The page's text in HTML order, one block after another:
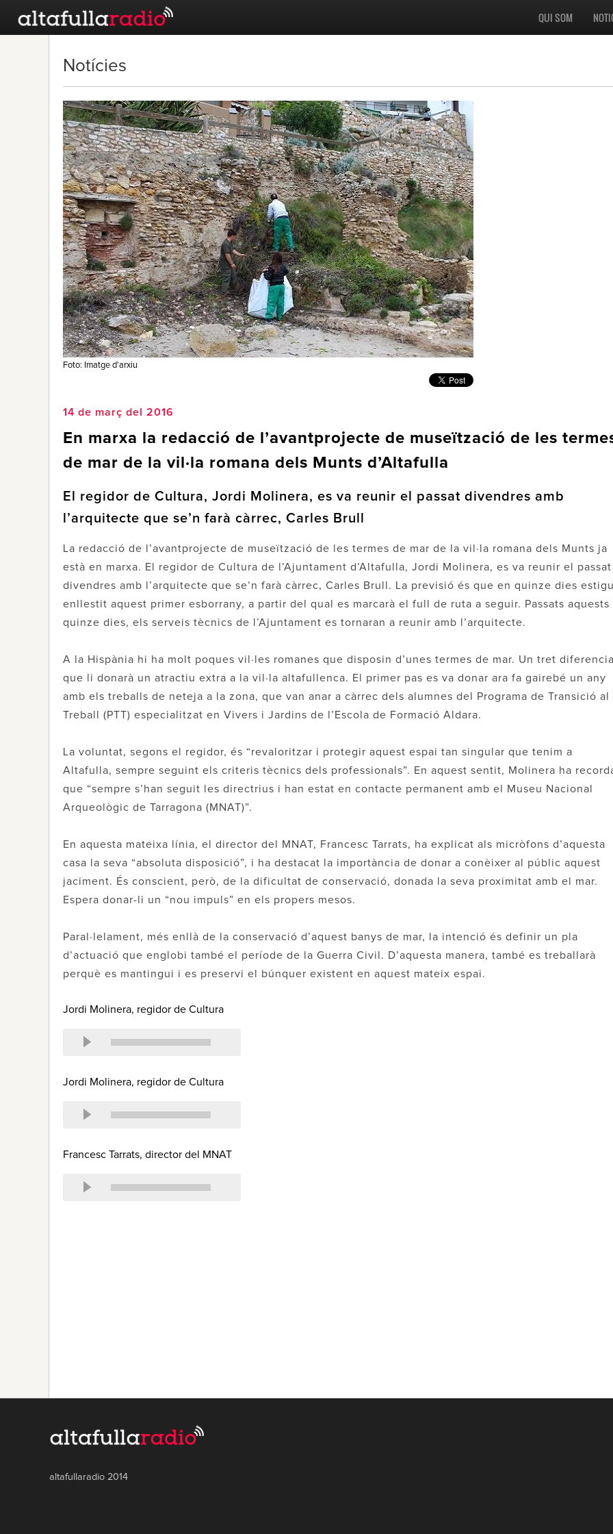
QUI SOM
Notícies
Foto: Imatge d'arxiu
14 de març del 2016
En marxa la redacció de l’avantprojecte de museïtzació de les
de mar de la vil·la romana dels Munts d’Altafulla
El regidor de Cultura, Jordi Molinera, es va reunir el passat divendres amb
l’arquitecte que se’n farà càrrec, Carles Brull
La redacció de l’avantprojecte de museïtzació de les termes de mar de la vil·la romana dels Munts ja
està en marxa. El regidor de Cultura de l’Ajuntament d’Altafulla, Jordi Molinera, es va reunir el passat
divendres amb l’arquitecte que se’n farà càrrec, Carles Brull. La previsió és que en quinze dies
enllestit aquest primer esborrany, a partir del qual es marcarà el full de ruta a seguir. Passats aquests
quinze dies, els serveis tècnics de l’Ajuntament es tornaran a reunir amb l’arquitecte.
A la Hispània hi ha molt poques vil·les romanes que disposin d’unes termes de mar. Un tret
que li donarà un atractiu extra a la vil·la altafullenca. El primer pas es va donar ara fa gairebé un any
amb els treballs de neteja a la zona, que van anar a càrrec dels alumnes del Programa de Transició al
Treball (PTT) especialitzat en Vivers i Jardins de l’Escola de Formació Aldara.
La voluntat, segons el regidor, és “revaloritzar i protegir aquest espai tan singular que tenim a
Altafulla, sempre seguint els criteris tècnics dels professionals”. En aquest sentit, Molinera ha
que “sempre s’han seguit les directrius i han estat en contacte permanent amb el Museu Nacional
Arqueològic de Tarragona (MNAT)”.
En aquesta mateixa línia, el director del MNAT, Francesc Tarrats, ha explicat als micròfons d’aquesta
casa la seva “absoluta disposició”, i ha destacat la importància de donar a conèixer al públic aquest
jaciment. És conscient, però, de la dificultat de conservació, donada la seva proximitat amb el mar.
Espera donar-li un “nou impuls” en els propers mesos.
Paral·lelament, més enllà de la conservació d’aquest banys de mar, la intenció és definir un pla
d’actuació que englobi també el període de la Guerra Civil. D’aquesta manera, també es treballarà
perquè es mantingui i es preservi el búnquer existent en aquest mateix espai.
Jordi Molinera, regidor de Cultura
Jordi Molinera, regidor de Cultura
Francesc Tarrats, director del MNAT
altafullaradio 2014